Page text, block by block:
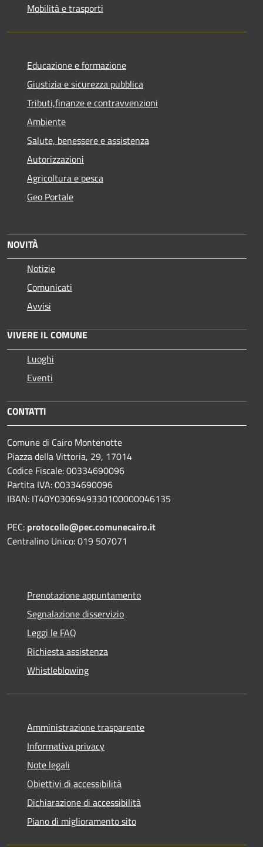
Mobilità e trasporti
Educazione e formazione
Giustizia e sicurezza pubblica
Tributi,finanze e contravvenzioni
Ambiente
Salute, benessere e assistenza
Autorizzazioni
Agricoltura e pesca
Geo Portale
NOVITÀ
Notizie
Comunicati
Avvisi
VIVERE IL COMUNE
Luoghi
Eventi
CONTATTI
Comune di Cairo Montenotte
Piazza della Vittoria, 29, 17014
Codice Fiscale: 00334690096
Partita IVA: 00334690096
IBAN: IT40Y0306949330100000046135
PEC: protocollo@pec.comunecairo.it
Centralino Unico: 019 507071
Prenotazione appuntamento
Segnalazione disservizio
Leggi le FAQ
Richiesta assistenza
Whistleblowing
Amministrazione trasparente
Informativa privacy
Note legali
Obiettivi di accessibilità
Dichiarazione di accessibilità
Piano di miglioramento sito